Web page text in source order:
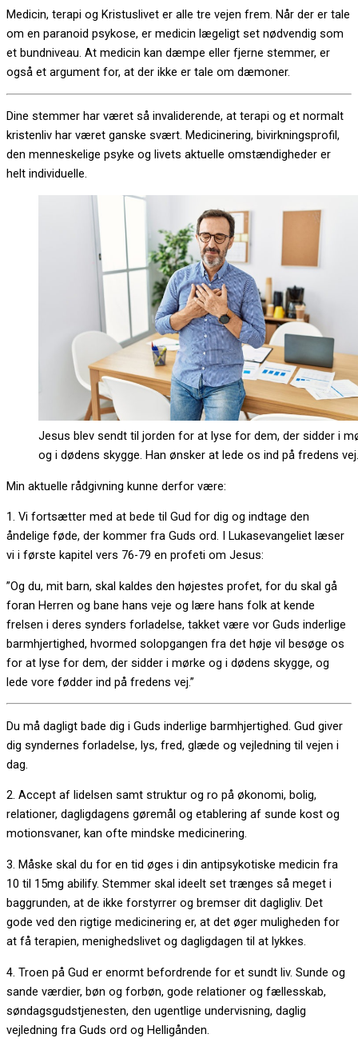
Medicin, terapi og Kristuslivet er alle tre vejen frem. Når der er tale
om en paranoid psykose, er medicin lægeligt set nødvendig som
et bundniveau. At medicin kan dæmpe eller fjerne stemmer, er
også et argument for, at der ikke er tale om dæmoner.
Dine stemmer har været så invaliderende, at terapi og et normalt
kristenliv har været ganske svært. Medicinering, bivirkningsprofil,
den menneskelige psyke og livets aktuelle omstændigheder er
helt individuelle.
Jesus blev sendt til jorden for at lyse for dem, der sidder i
og i dødens skygge. Han ønsker at lede os ind på fredens vej.
Min aktuelle rådgivning kunne derfor være:
1. Vi fortsætter med at bede til Gud for dig og indtage den
åndelige føde, der kommer fra Guds ord. I Lukasevangeliet læser
vi i første kapitel vers 76-79 en profeti om Jesus:
”Og du, mit barn, skal kaldes den højestes profet, for du skal gå
foran Herren og bane hans veje og lære hans folk at kende
frelsen i deres synders forladelse, takket være vor Guds inderlige
barmhjertighed, hvormed solopgangen fra det høje vil besøge os
for at lyse for dem, der sidder i mørke og i dødens skygge, og
lede vore fødder ind på fredens vej.”
Du må dagligt bade dig i Guds inderlige barmhjertighed. Gud giver
dig syndernes forladelse, lys, fred, glæde og vejledning til vejen i
dag.
2. Accept af lidelsen samt struktur og ro på økonomi, bolig,
relationer, dagligdagens gøremål og etablering af sunde kost og
motionsvaner, kan ofte mindske medicinering.
3. Måske skal du for en tid øges i din antipsykotiske medicin fra
10 til 15mg abilify. Stemmer skal ideelt set trænges så meget i
baggrunden, at de ikke forstyrrer og bremser dit dagligliv. Det
gode ved den rigtige medicinering er, at det øger muligheden for
at få terapien, menighedslivet og dagligdagen til at lykkes.
4. Troen på Gud er enormt befordrende for et sundt liv. Sunde og
sande værdier, bøn og forbøn, gode relationer og fællesskab,
søndagsgudstjenesten, den ugentlige undervisning, daglig
vejledning fra Guds ord og Helligånden.